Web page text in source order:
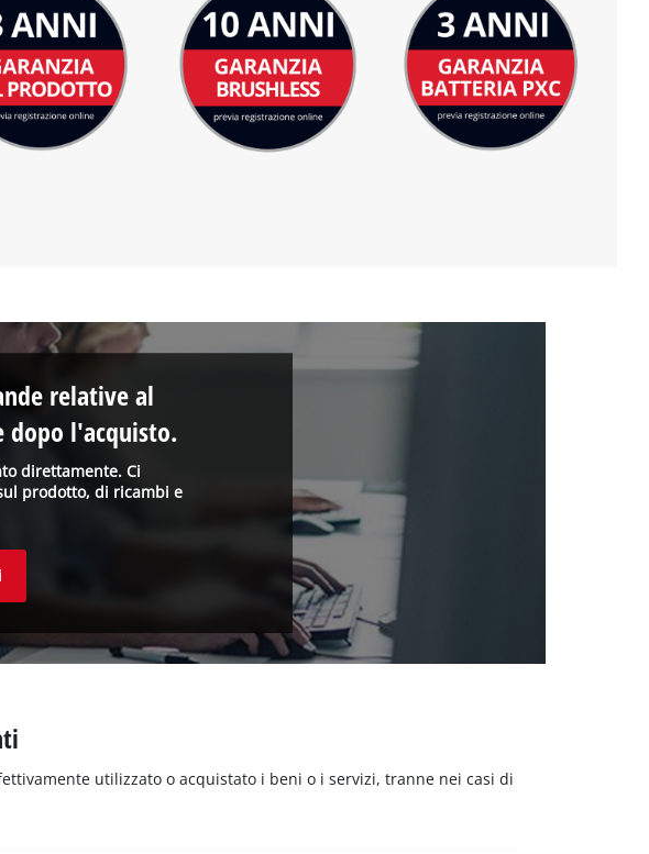
direttamente. Ci
prodotto, di ricambi e
relative al
l'acquisto.
utilizzato o acquistato i beni o i servizi, tranne nei casi di